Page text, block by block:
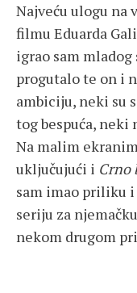
Najveću ulogu na
filmu Eduarda
igrao sam
progutalo te on i
ambiciju, neki su
tog bespuća, neki
Na malim
uključujući i Crno
sam imao priliku
seriju za
nekom drugom